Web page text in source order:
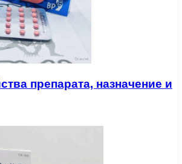
препарата, назначение и